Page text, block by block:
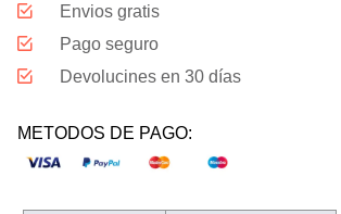
Envios gratis
Pago seguro
Devolucines en 30 días
METODOS DE PAGO: